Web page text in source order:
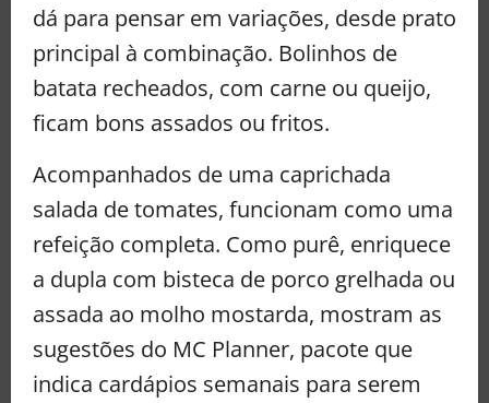
dá para pensar em variações, desde prato
principal à combinação. Bolinhos de
batata recheados, com carne ou queijo,
ficam bons assados ou fritos.
Acompanhados de uma caprichada
salada de tomates, funcionam como uma
refeição completa. Como purê, enriquece
a dupla com bisteca de porco grelhada ou
assada ao molho mostarda, mostram as
sugestões do MC Planner, pacote que
indica cardápios semanais para serem